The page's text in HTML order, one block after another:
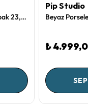
Beyaz Porselen Çukur Tabak 23,5 Cm Royal White Collection by Pip Studio
Pip Studio
₺